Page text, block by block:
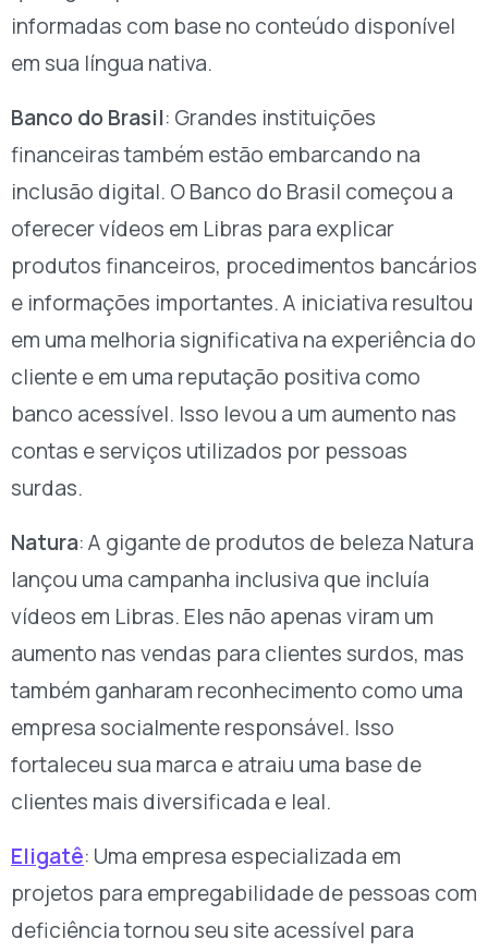
informadas com base no conteúdo disponível
em sua língua nativa.
Banco do Brasil: Grandes instituições
financeiras também estão embarcando na
inclusão digital. O Banco do Brasil começou a
oferecer vídeos em Libras para explicar
produtos financeiros, procedimentos bancários
e informações importantes. A iniciativa resultou
em uma melhoria significativa na experiência do
cliente e em uma reputação positiva como
banco acessível. Isso levou a um aumento nas
contas e serviços utilizados por pessoas
surdas.
Natura: A gigante de produtos de beleza Natura
lançou uma campanha inclusiva que incluía
vídeos em Libras. Eles não apenas viram um
aumento nas vendas para clientes surdos, mas
também ganharam reconhecimento como uma
empresa socialmente responsável. Isso
fortaleceu sua marca e atraiu uma base de
clientes mais diversificada e leal.
Eligatê: Uma empresa especializada em
projetos para empregabilidade de pessoas com
deficiência tornou seu site acessível para